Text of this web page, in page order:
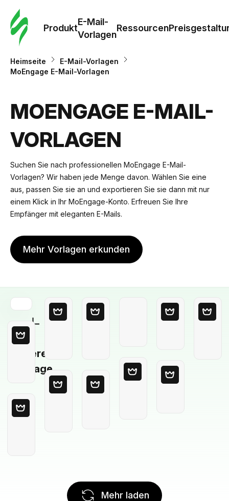
Produkt
E-Mail-
Vorlagen
Ressourcen
Heimseite
E-Mail-Vorlagen
MoEngage E-Mail-Vorlagen
MOENGAGE E-MAIL-
VORLAGEN
Suchen Sie nach professionellen MoEngage E-Mail-
Vorlagen? Wir haben jede Menge davon. Wählen Sie eine
aus, passen Sie sie an und exportieren Sie sie dann mit nur
einem Klick in Ihr MoEngage-Konto. Erfreuen Sie Ihre
Empfänger mit eleganten E-Mails.
Mehr Vorlagen erkunden
Leere
Vorlage
Mehr laden